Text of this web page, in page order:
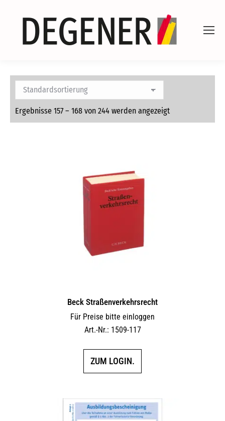
Ergebnisse 157 – 168 von 244 werden angezeigt
Beck Straßenverkehrsrecht
Für Preise bitte einloggen
Art.-Nr.: 1509-117
ZUM LOGIN.